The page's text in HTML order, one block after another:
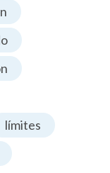
límites